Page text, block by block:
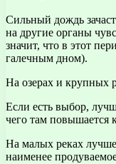
Сильный дождь
на другие органы
значит, что в этот
галечным дном).
На озерах и крупных
Если есть выбор,
чего там повышается
На малых реках
наименее